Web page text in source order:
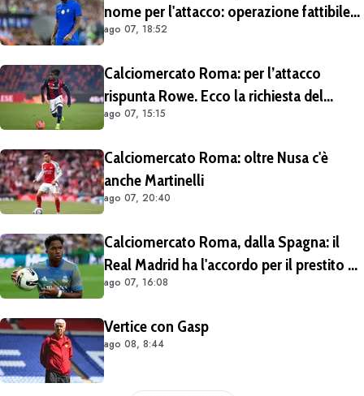
nome per l'attacco: operazione fattibile
solo in prestito
ago 07, 18:52
Calciomercato Roma: per l’attacco
rispunta Rowe. Ecco la richiesta del
Bologna
ago 07, 15:15
Calciomercato Roma: oltre Nusa c'è
anche Martinelli
ago 07, 20:40
Calciomercato Roma, dalla Spagna: il
Real Madrid ha l'accordo per il prestito di
Endrick in Premier League
ago 07, 16:08
Vertice con Gasp
ago 08, 8:44